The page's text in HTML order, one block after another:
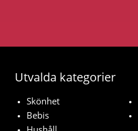
Utvalda kategorier
Skönhet
Bebis